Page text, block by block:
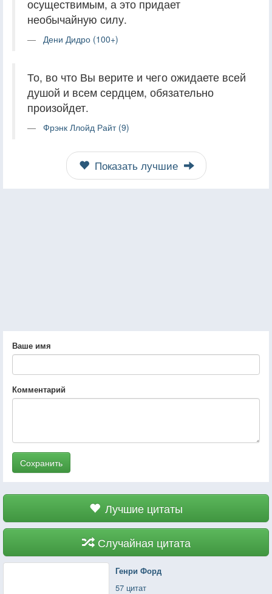
осуществимым, а это придает
необычайную силу.
Дени Дидро (100+)
То, во что Вы верите и чего ожидаете всей
душой и всем сердцем, обязательно
произойдет.
Фрэнк Ллойд Райт (9)
Показать лучшие
Ваше имя
Комментарий
Сохранить
Лучшие цитаты
Случайная цитата
Генри Форд
57 цитат